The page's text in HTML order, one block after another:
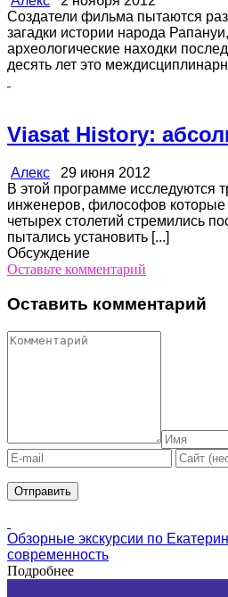
Cоздатели фильма пытаются
загадки истории народа
археологические находки
десять лет это
Viasat History:
Алекс 29 июня 2012
В этой программе исследуются
инженеров, философов
четырех столетий стремились
пытались установить [...]
Обсуждение
Оставьте комментарий
Оставить комментарий
Обзорные экскурсии по
современность
Подробнее